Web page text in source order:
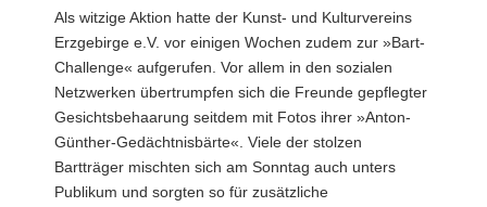
Als witzige Aktion hatte der Kunst- und Kulturvereins
Erzgebirge e.V. vor einigen Wochen zudem zur »Bart-
Challenge« aufgerufen. Vor allem in den sozialen
Netzwerken übertrumpfen sich die Freunde gepflegter
Gesichtsbehaarung seitdem mit Fotos ihrer »Anton-
Günther-Gedächtnisbärte«. Viele der stolzen
Bartträger mischten sich am Sonntag auch unters
Publikum und sorgten so für zusätzliche